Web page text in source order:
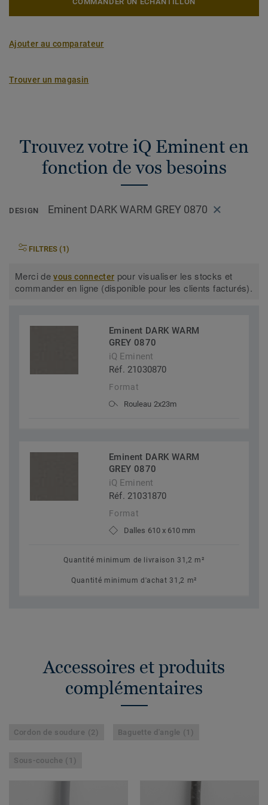
Ajouter au comparateur
Trouver un magasin
Trouvez votre iQ Eminent en
fonction de vos besoins
DESIGN Eminent DARK WARM GREY 0870
FILTRES (1)
Merci devous connecter pour visualiser les stocks et
commander en ligne (disponible pour les clients facturés).
Eminent DARK WARM
GREY 0870
iQ Eminent
Réf. 21030870
Format
Rouleau 2x23m
Eminent DARK WARM
GREY 0870
iQ Eminent
Réf. 21031870
Format
Dalles 610 x 610 mm
Quantité minimum de livraison 31,2 m²
Quantité minimum d'achat 31,2 m²
Accessoires et produits
complémentaires
Cordon de soudure (2) Baguette d'angle (1)
Sous-couche (1)